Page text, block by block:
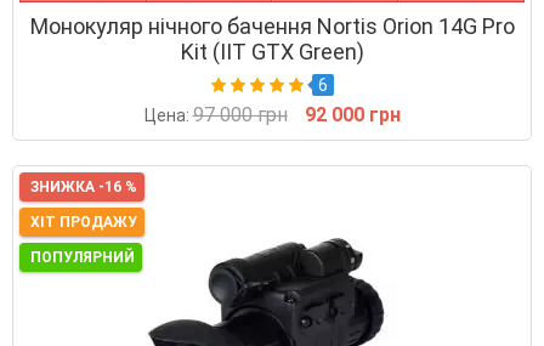
Монокуляр нічного бачення Nortis Orion 14G Pro
Kit (IIT GTX Green)
6
Цена:97 000 грн 92 000 грн
ЗНИЖКА -16 %
ХІТ ПРОДАЖУ
ПОПУЛЯРНИЙ